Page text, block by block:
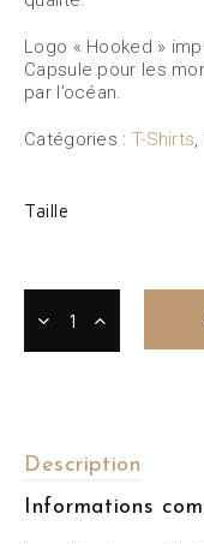
Logo « Hooked »
Capsule pour les
par l’océan.
Catégories : T-Shirts,
Taille
Description
Informations